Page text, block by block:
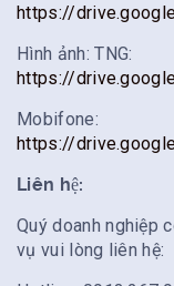
https://
Hình ảnh: TNG:
https://
Mobifone:
https://
Liên hệ:
Quý doanh nghiệp
vụ vui lòng liên hệ: